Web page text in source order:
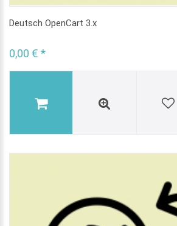
Deutsch OpenCart 3.x
0,00 € *